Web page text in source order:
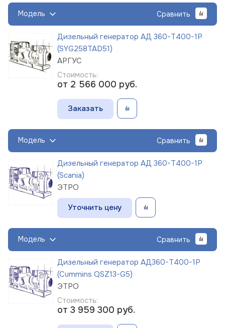
Модель Сравнить
Дизельный генератор АД 360-Т400-1Р
(SYG258TAD51)
АРГУС
Стоимость:
от 2 566 000 руб.
Заказать
Модель Сравнить
Дизельный генератор АД 360-Т400-1Р
(Scania)
ЭТРО
Уточнить цену
Модель Сравнить
Дизельный генератор АД360-Т400-1Р
(Cummins QSZ13-G5)
ЭТРО
Стоимость:
от 3 959 300 руб.